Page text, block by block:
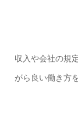
収入や会社の規
がら良い働き方